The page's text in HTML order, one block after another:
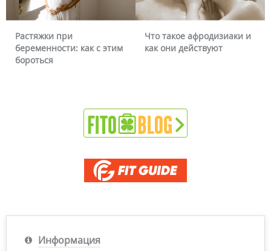
Растяжки при
беременности: как с этим
бороться
Что такое афродизиаки и
как они действуют
Информация